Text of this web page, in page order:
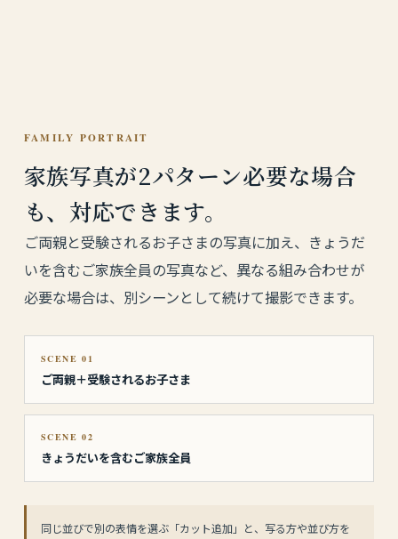
FAMILY PORTRAIT
家族写真が2パターン必要な場合
も、対応できます。
ご両親と受験されるお子さまの写真に加え、きょうだ
いを含むご家族全員の写真など、異なる組み合わせが
必要な場合は、別シーンとして続けて撮影できます。
SCENE 01
ご両親＋受験されるお子さま
SCENE 02
きょうだいを含むご家族全員
同じ並びで別の表情を選ぶ「カット追加」と、写る方や並び方を